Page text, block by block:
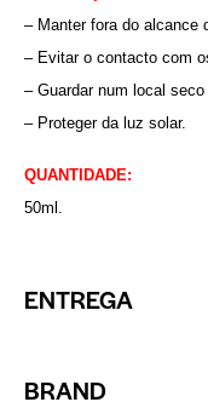
– Manter fora do alcance
– Evitar o contacto com
– Guardar num local seco
– Proteger da luz solar.
QUANTIDADE:
50ml.
ENTREGA
BRAND